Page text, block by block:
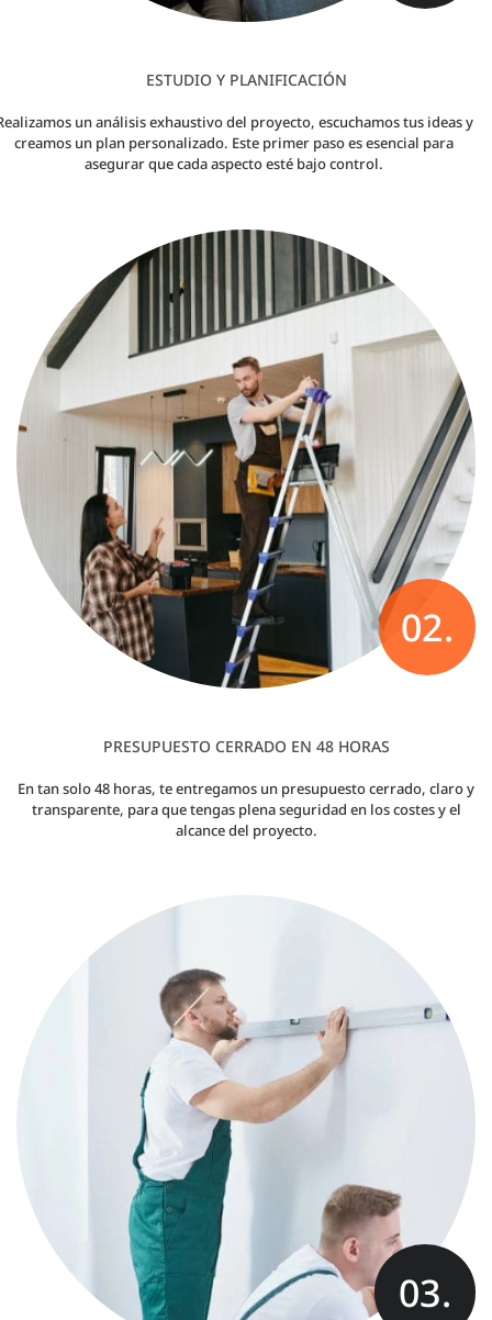
ESTUDIO Y PLANIFICACIÓN
un análisis exhaustivo del proyecto, escuchamos tus ideas y
creamos un plan personalizado. Este primer paso es esencial para
asegurar que cada aspecto esté bajo control.
02.
PRESUPUESTO CERRADO EN 48 HORAS
En tan solo 48 horas, te entregamos un presupuesto cerrado, claro y
transparente, para que tengas plena seguridad en los costes y el
alcance del proyecto.
03.